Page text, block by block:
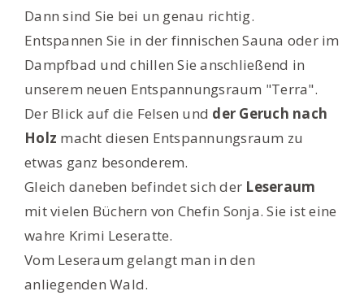
Dann sind Sie bei un genau richtig.
Entspannen Sie in der finnischen Sauna oder im
Dampfbad und chillen Sie anschließend in
unserem neuen Entspannungsraum "Terra".
Der Blick auf die Felsen und der Geruch nach
Holz macht diesen Entspannungsraum zu
etwas ganz besonderem.
Gleich daneben befindet sich der Leseraum
mit vielen Büchern von Chefin Sonja. Sie ist eine
wahre Krimi Leseratte.
Vom Leseraum gelangt man in den
anliegenden Wald.